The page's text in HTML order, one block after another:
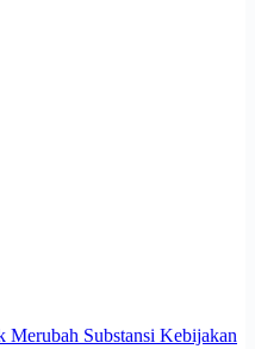
Merubah Substansi Kebijakan